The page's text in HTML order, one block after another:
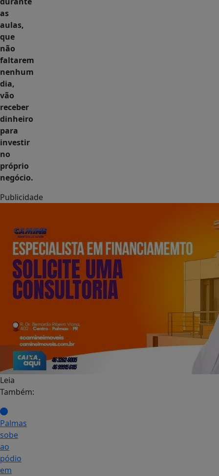
as
aulas,
que
não
faltarem
nenhum
dia,
vão
receber
dinheiro
para
investir
no
próprio
negócio.
Publicidade
Leia
Também:
Palmas
sobe
ao
pódio
em